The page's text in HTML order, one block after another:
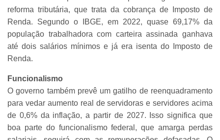
reforma tributária, que trata da cobrança de Imposto de
Renda. Segundo o IBGE, em 2022, quase 69,17% da
população trabalhadora com carteira assinada ganhava
até dois salários mínimos e já era isenta do Imposto de
Renda.
Funcionalismo
O governo também prevê um gatilho de reenquadramento
para vedar aumento real de servidoras e servidores acima
de 0,6% da inflação, a partir de 2027. Isso significa que
boa parte do funcionalismo federal, que amarga perdas